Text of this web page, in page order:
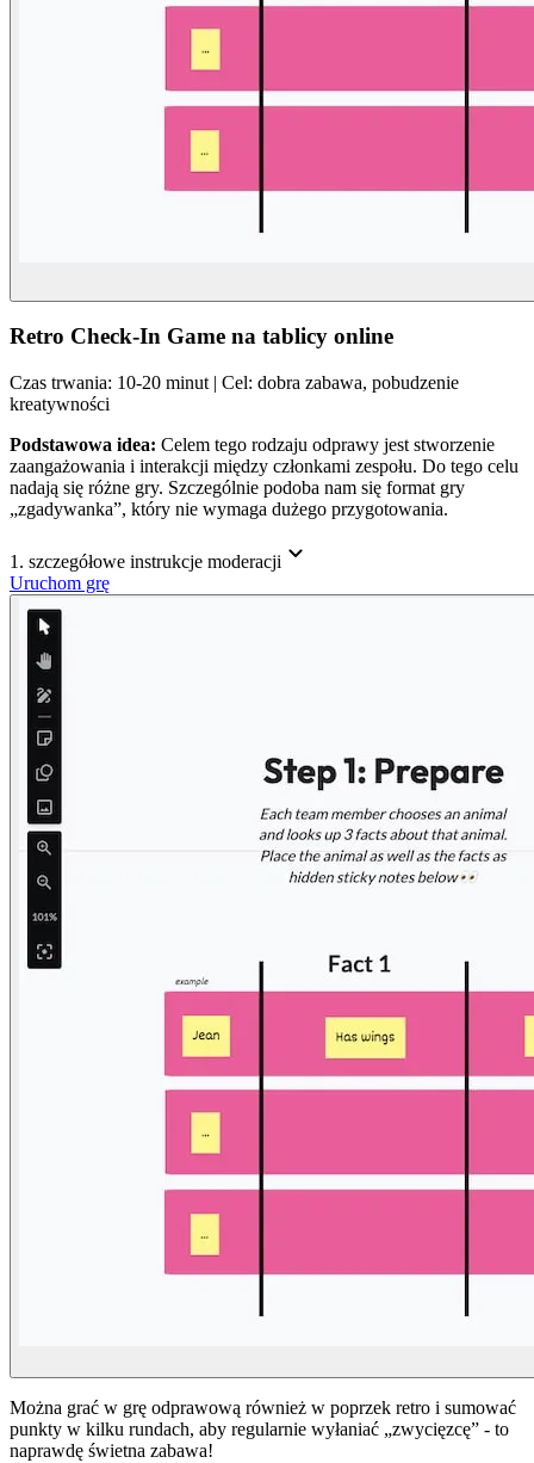
Retro Check-In Game na tablicy online
Czas trwania: 10-20 minut | Cel: dobra zabawa, pobudzenie
kreatywności
Podstawowa idea: Celem tego rodzaju odprawy jest stworzenie
zaangażowania i interakcji między członkami zespołu. Do tego celu
nadają się różne gry. Szczególnie podoba nam się format gry
„zgadywanka”, który nie wymaga dużego przygotowania.
1. szczegółowe instrukcje moderacji
Uruchom grę
Można grać w grę odprawową również w poprzek retro i sumować
punkty w kilku rundach, aby regularnie wyłaniać „zwycięzcę” - to
naprawdę świetna zabawa!